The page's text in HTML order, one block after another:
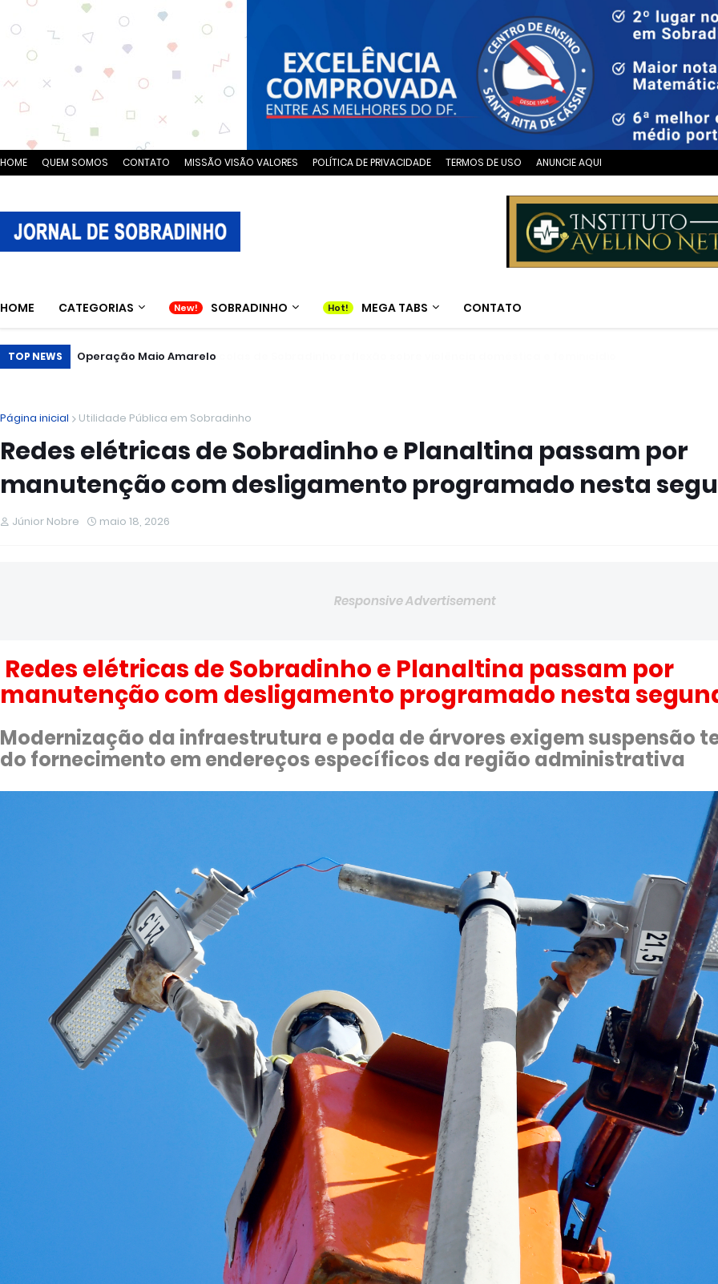
HOME QUEM SOMOS CONTATO MISSÃO VISÃO VALORES POLÍTICA DE PRIVACIDADE TERMOS DE USO ANUNCIE AQUI
HOME CATEGORIAS SOBRADINHO MEGA TABS CONTATO
TOP NEWS Espetáculo leva a escolas de Sobradinho reflexão sobre violência doméstica e feminicídio
Página inicial Utilidade Pública em Sobradinho
Redes elétricas de Sobradinho e Planaltina passam por
manutenção com desligamento programado nesta
Júnior Nobre maio 18, 2026
Responsive Advertisement
Redes elétricas de Sobradinho e Planaltina passam por
manutenção com desligamento programado nesta
Modernização da infraestrutura e poda de árvores exigem suspensão
do fornecimento em endereços específicos da região administrativa